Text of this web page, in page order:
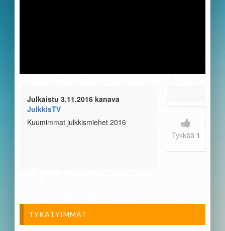
Julkaistu 3.11.2016 kanava
JulkkisTV
Kuumimmat julkkismiehet 2016
Tykkää 1
TYKÄTYIMMÄT